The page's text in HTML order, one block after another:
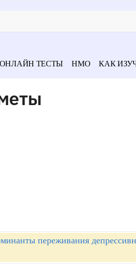
ОНЛАЙН ТЕСТЫ НМО КАК
переживания